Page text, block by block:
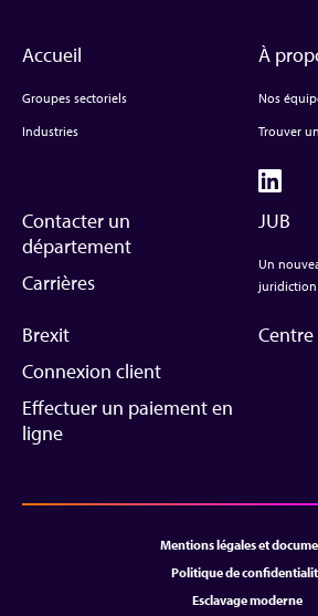
Accueil
Groupes sectoriels
Industries
À
Nos
Trouver
Contacter un
département
Carrières
JUB
Un
Brexit
Connexion client
Effectuer un paiement en
ligne
Mentions légales et
Politique de
Esclavage moderne